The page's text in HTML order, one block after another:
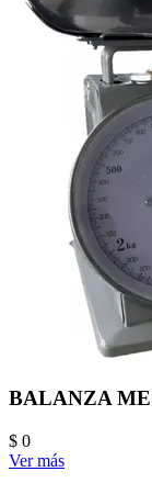
BALANZA
$ 0
Ver más